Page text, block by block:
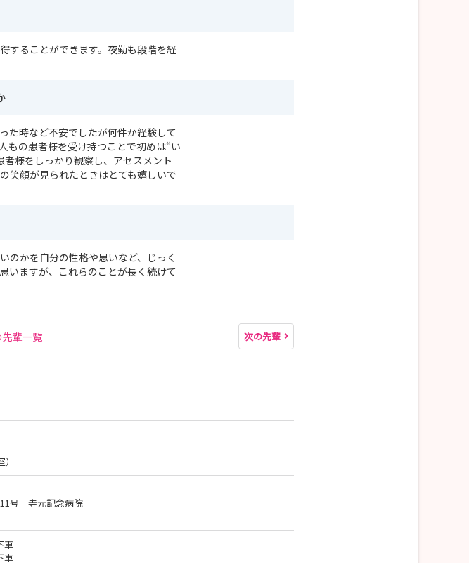
することができます。夜勤も段階を経
た時など不安でしたが何件か経験して
もの患者様を受け持つことで初めは“い
様をしっかり観察し、アセスメント
笑顔が見られたときはとても嬉しいで
のかを自分の性格や思いなど、じっく
いますが、これらのことが長く続けて
先輩一覧 次の先輩
号 寺元記念病院
車
車